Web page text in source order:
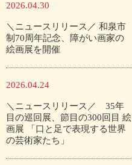
2026.04.30
＼ニュースリリース／ 和泉市
制70周年記念、障がい画家の
絵画展を開催
2026.04.24
＼ニュースリリース／ 35年
目の巡回展、節目の300回目 絵
画展 「口と足で表現する世界
の芸術家たち」